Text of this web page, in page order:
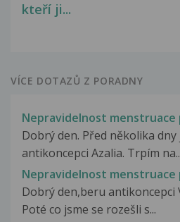
kteří ji...
VÍCE DOTAZŮ Z PORADNY
Nepravidelnost menstruace
Dobrý den. Před několika
antikoncepci Azalia. Trpím
Nepravidelnost menstruace
Dobrý den,beru antikoncepci
Poté co jsme se rozešli s...